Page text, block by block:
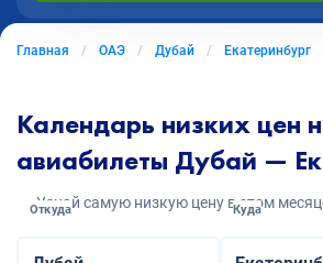
Главная ОАЭ Дубай Екатеринбург
Календарь низких цен
авиабилеты Дубай —
Узнай самую низкую цену в этом
Откуда Куда